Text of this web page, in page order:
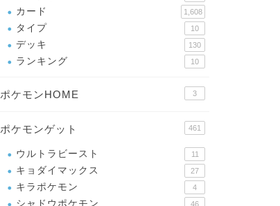
カード 1,608
タイプ 10
デッキ 130
ランキング 10
ポケモンHOME 3
ポケモンゲット 461
ウルトラビースト 11
キョダイマックス 27
キラポケモン 4
シャドウポケモン 46